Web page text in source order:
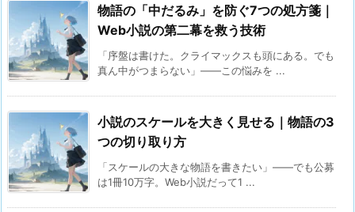
物語の「中だるみ」を防ぐ7つの処方箋｜
Web小説の第二幕を救う技術
「序盤は書けた。クライマックスも頭にある。でも
真ん中がつまらない」——この悩みを ...
小説のスケールを大きく見せる｜物語の3
つの切り取り方
「スケールの大きな物語を書きたい」——でも公募
は1冊10万字。Web小説だって1 ...